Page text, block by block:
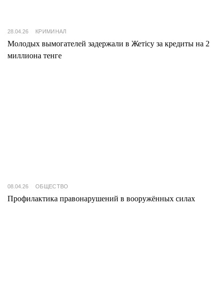
28.04.26 КРИМИНАЛ
Молодых вымогателей задержали в Жетісу за кредиты на 2
миллиона тенге
08.04.26 ОБЩЕСТВО
Профилактика правонарушений в вооружённых силах